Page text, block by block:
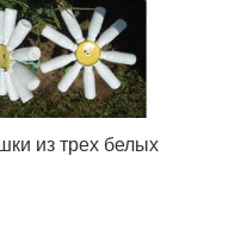
из трех белых